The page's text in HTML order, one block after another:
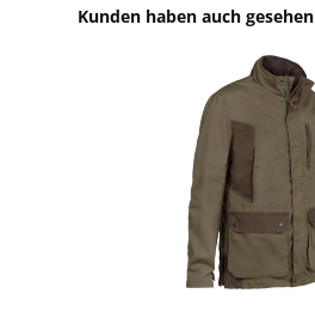
Produktgalerie überspringen
Kunden haben auch gesehen